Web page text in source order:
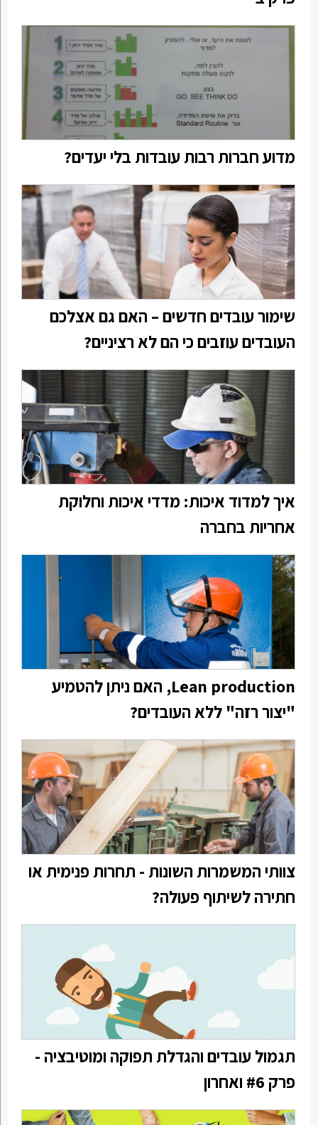
מדוע חברות רבות עובדות בלי יעדים?
שימור עובדים חדשים – האם גם אצלכם
העובדים עוזבים כי הם לא רציניים?
איך למדוד איכות: מדדי איכות וחלוקת
אחריות בחברה
Lean production, האם ניתן להטמיע
"יצור רזה" ללא העובדים?
צוותי המשמרות השונות - תחרות פנימית או
חתירה לשיתוף פעולה?
תגמול עובדים והגדלת תפוקה ומוטיבציה -
פרק #6 ואחרון